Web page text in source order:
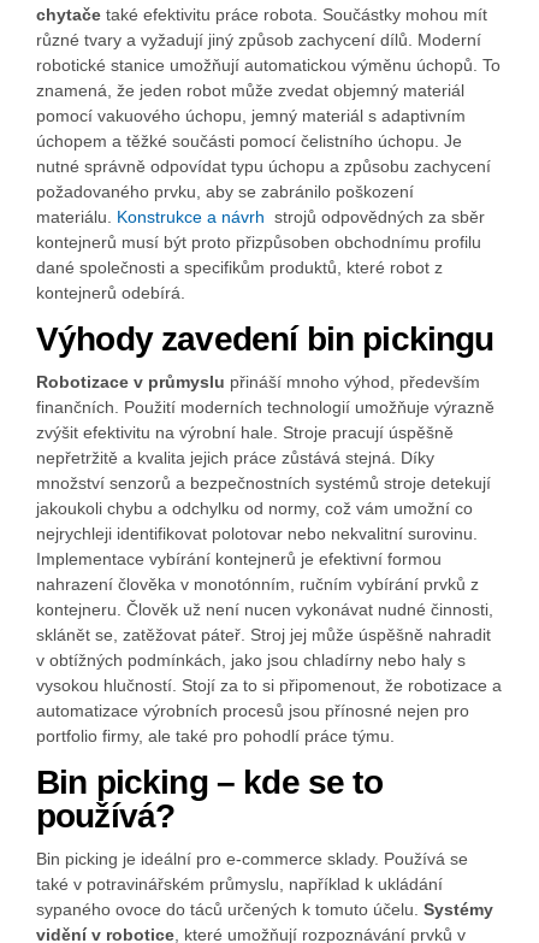
chytače také efektivitu práce robota. Součástky mohou mít
různé tvary a vyžadují jiný způsob zachycení dílů. Moderní
robotické stanice umožňují automatickou výměnu úchopů. To
znamená, že jeden robot může zvedat objemný materiál
pomocí vakuového úchopu, jemný materiál s adaptivním
úchopem a těžké součásti pomocí čelistního úchopu. Je
nutné správně odpovídat typu úchopu a způsobu zachycení
požadovaného prvku, aby se zabránilo poškození
materiálu. Konstrukce a návrh strojů odpovědných za sběr
kontejnerů musí být proto přizpůsoben obchodnímu profilu
dané společnosti a specifikům produktů, které robot z
kontejnerů odebírá.
Výhody zavedení bin pickingu
Robotizace v průmyslu přináší mnoho výhod, především
finančních. Použití moderních technologií umožňuje výrazně
zvýšit efektivitu na výrobní hale. Stroje pracují úspěšně
nepřetržitě a kvalita jejich práce zůstává stejná. Díky
množství senzorů a bezpečnostních systémů stroje detekují
jakoukoli chybu a odchylku od normy, což vám umožní co
nejrychleji identifikovat polotovar nebo nekvalitní surovinu.
Implementace vybírání kontejnerů je efektivní formou
nahrazení člověka v monotónním, ručním vybírání prvků z
kontejneru. Člověk už není nucen vykonávat nudné činnosti,
sklánět se, zatěžovat páteř. Stroj jej může úspěšně nahradit
v obtížných podmínkách, jako jsou chladírny nebo haly s
vysokou hlučností. Stojí za to si připomenout, že robotizace a
automatizace výrobních procesů jsou přínosné nejen pro
portfolio firmy, ale také pro pohodlí práce týmu.
Bin picking – kde se to
používá?
Bin picking je ideální pro e-commerce sklady. Používá se
také v potravinářském průmyslu, například k ukládání
sypaného ovoce do táců určených k tomuto účelu. Systémy
vidění v robotice , které umožňují rozpoznávání prvků v